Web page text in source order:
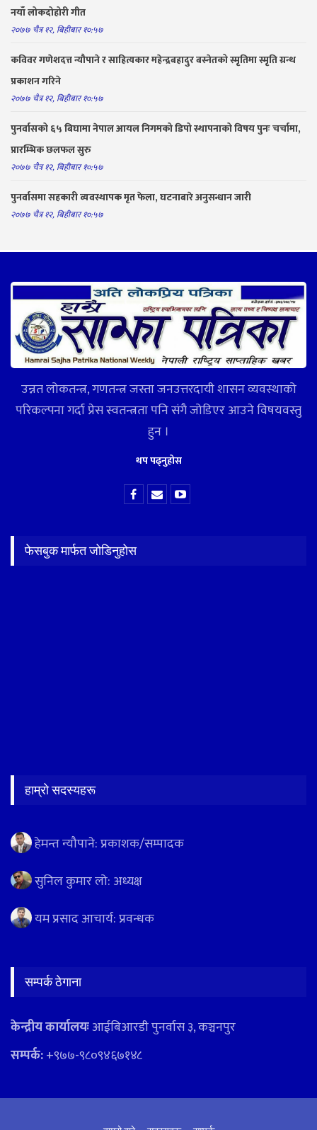
नयाँ लोकदोहोरी गीत
२०७७ चैत्र १२, बिहीबार १०:५७
कविवर गणेशदत्त न्यौपाने र साहित्यकार महेन्द्रबहादुर बस्नेतको स्मृतिमा स्मृति ग्रन्थ
प्रकाशन गरिने
२०७७ चैत्र १२, बिहीबार १०:५७
पुनर्वासको ६५ बिघामा नेपाल आयल निगमको डिपो स्थापनाको विषय पुनः चर्चामा,
प्रारम्भिक छलफल सुरु
२०७७ चैत्र १२, बिहीबार १०:५७
पुनर्वासमा सहकारी व्यवस्थापक मृत फेला, घटनाबारे अनुसन्धान जारी
२०७७ चैत्र १२, बिहीबार १०:५७
उन्नत लोकतन्त्र, गणतन्त्र जस्ता जनउत्तरदायी शासन व्यवस्थाको
परिकल्पना गर्दा प्रेस स्वतन्त्रता पनि संगै जोडिएर आउने विषयवस्तु
हुन ।
थप पढ्नुहोस
फेसबुक मार्फत जोडिनुहोस
हाम्रो सदस्यहरू
हेमन्त न्यौपाने: प्रकाशक/सम्पादक
सुनिल कुमार लो: अध्यक्ष
यम प्रसाद आचार्य: प्रवन्धक
सम्पर्क ठेगाना
केन्द्रीय कार्यालयःआईबिआरडी पुनर्वास ३, कञ्चनपुर
सम्पर्क:+९७७-९८०९४६७१४८